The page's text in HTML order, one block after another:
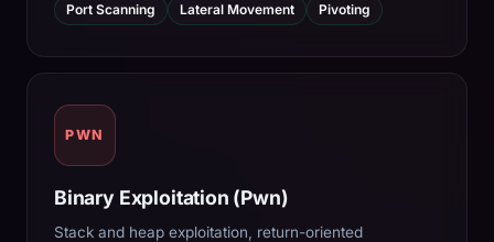
Port Scanning Lateral Movement Pivoting
PWN
Binary Exploitation (Pwn)
Stack and heap exploitation, return-oriented